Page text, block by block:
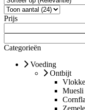
Prijs
Categorieën
Voeding
Ontbijt